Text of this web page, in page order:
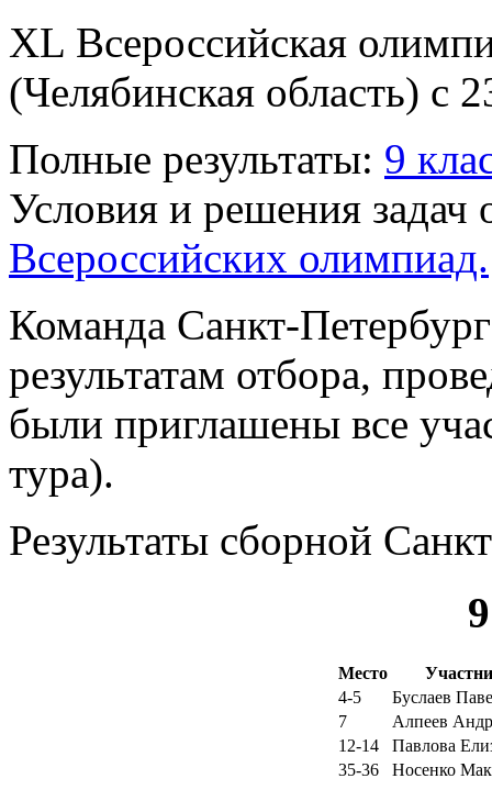
XL Всероссийская
(Челябинская область) с
Полные результаты: 9
Условия и решения
Всероссийских олимпиад.
Команда Санкт-
результатам отбора,
были приглашены все
тура).
Результаты сборной
Место
4-5
Буслаев
7
Алпеев
12-14
Павлова
35-36
Носенко